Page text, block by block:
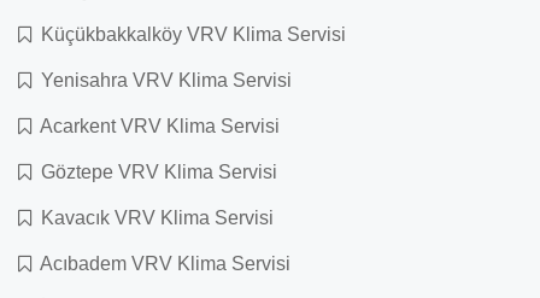
Küçükbakkalköy VRV Klima Servisi
Yenisahra VRV Klima Servisi
Acarkent VRV Klima Servisi
Göztepe VRV Klima Servisi
Kavacık VRV Klima Servisi
Acıbadem VRV Klima Servisi